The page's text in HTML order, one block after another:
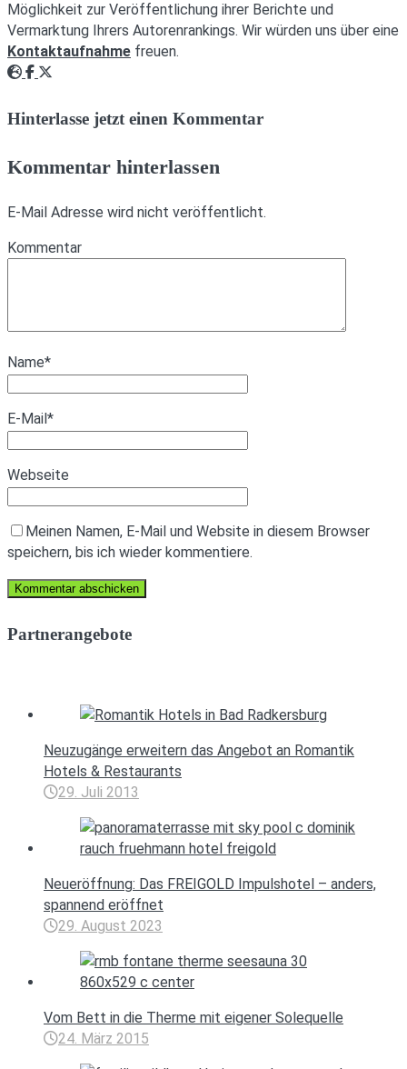
Möglichkeit zur Veröffentlichung ihrer Berichte und
Vermarktung Ihrers Autorenrankings. Wir würden uns über eine
Kontaktaufnahme freuen.
Webseite
Facebook
Hinterlasse jetzt einen Kommentar
Kommentar hinterlassen
E-Mail Adresse wird nicht veröffentlicht.
Kommentar
Name*
E-Mail*
Webseite
Meinen Namen, E-Mail und Website in diesem Browser
speichern, bis ich wieder kommentiere.
Partnerangebote
Neuzugänge erweitern das Angebot an Romantik
Hotels & Restaurants
29. Juli 2013
Neueröffnung: Das FREIGOLD Impulshotel – anders,
spannend eröffnet
29. August 2023
Vom Bett in die Therme mit eigener Solequelle
24. März 2015